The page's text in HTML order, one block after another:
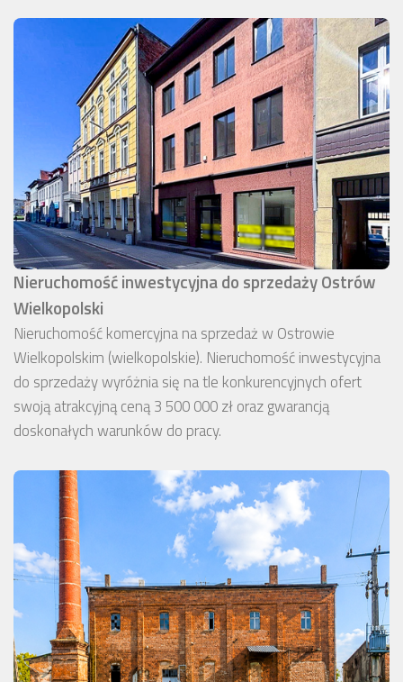
Nieruchomość inwestycyjna do sprzedaży Ostrów
Wielkopolski
Nieruchomość komercyjna na sprzedaż w Ostrowie
Wielkopolskim (wielkopolskie). Nieruchomość inwestycyjna
do sprzedaży wyróżnia się na tle konkurencyjnych ofert
swoją atrakcyjną ceną 3 500 000 zł oraz gwarancją
doskonałych warunków do pracy.